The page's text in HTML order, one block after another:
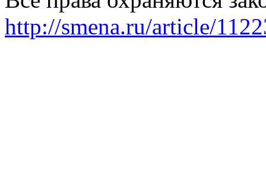
http://smena.ru/article/